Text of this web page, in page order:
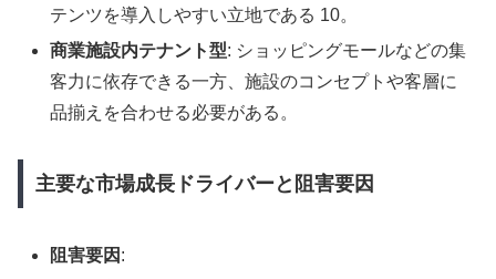
テンツを導入しやすい立地である 10。
商業施設内テナント型: ショッピングモールなどの集
客力に依存できる一方、施設のコンセプトや客層に
品揃えを合わせる必要がある。
主要な市場成長ドライバーと阻害要因
阻害要因 :